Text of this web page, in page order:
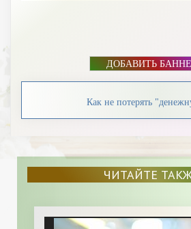
ДОБАВИТЬ
Как не потерять
ЧИТАЙТЕ